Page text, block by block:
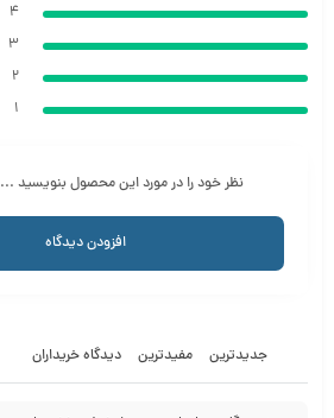
جدیدترین مفیدترین دیدگاه خریداران
4
3
2
1
نظر خود را در مورد این محصول بنویسید ...
افزودن دیدگاه